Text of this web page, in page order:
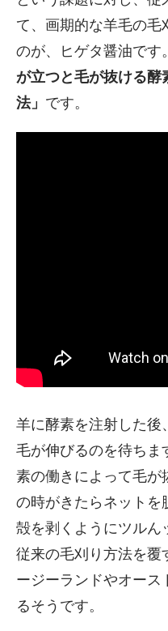
て、画期的な羊毛の毛
のが、ヒゲタ醤油です
が立つと毛が抜ける
法」 です。
羊に酵素を注射した後
毛が伸びるのを待ちま
素の働きによって毛が
の時がきたらネットを
殻を剥くようにツルん
従来の毛刈り方法を覆
ージーランドやオース
るそうです。